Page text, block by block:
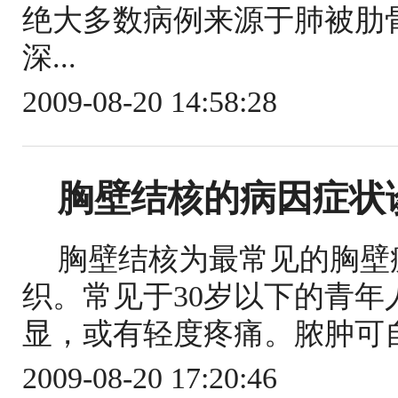
绝大多数病例来源于肺被
深...
2009-08-20 14:58:28
胸壁结核的病因症
胸壁结核为最常见的胸
织。常见于30岁以下的青
显，或有轻度疼痛。脓肿
2009-08-20 17:20:46